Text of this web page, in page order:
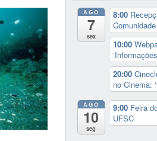
AGO
7
sex
8:00
10:00
20:00
no Cinema:
AGO
10
seg
9:00 Feira
UFSC